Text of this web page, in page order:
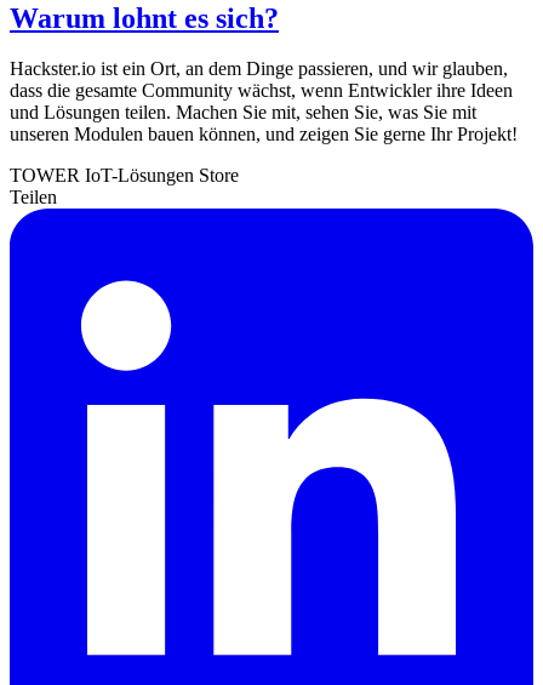
Warum lohnt es sich?
Hackster.io ist ein Ort, an dem Dinge passieren, und wir glauben,
dass die gesamte Community wächst, wenn Entwickler ihre Ideen
und Lösungen teilen. Machen Sie mit, sehen Sie, was Sie mit
unseren Modulen bauen können, und zeigen Sie gerne Ihr Projekt!
TOWER IoT-Lösungen Store
Teilen